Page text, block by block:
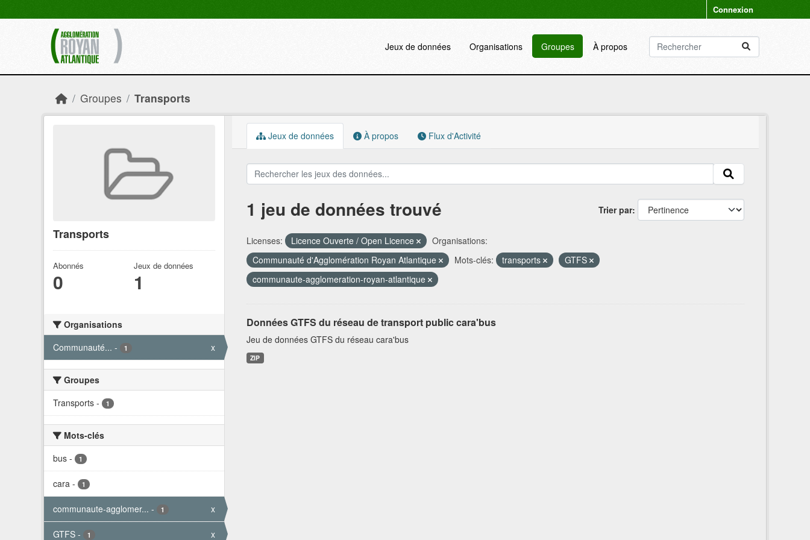
Connexion
Jeux de données Organisations Groupes À propos
Groupes Transports
Transports
Abonnés
0
Jeux de données
1
Organisations
Communauté... - 1 x
Groupes
Transports - 1
Mots-clés
bus - 1
cara - 1
communaute-agglomer... - 1 x
GTFS - 1 x
Jeux de données À propos Flux d'Activité
Trier par
1 jeu de données trouvé
Licenses: Licence Ouverte / Open Licence
Organisations:
Communauté d'Agglomération Royan Atlantique
Mots-clés: transports
GTFS
communaute-agglomeration-royan-atlantique
Données GTFS du réseau de transport public cara'bus
Jeu de données GTFS du réseau cara'bus
ZIP